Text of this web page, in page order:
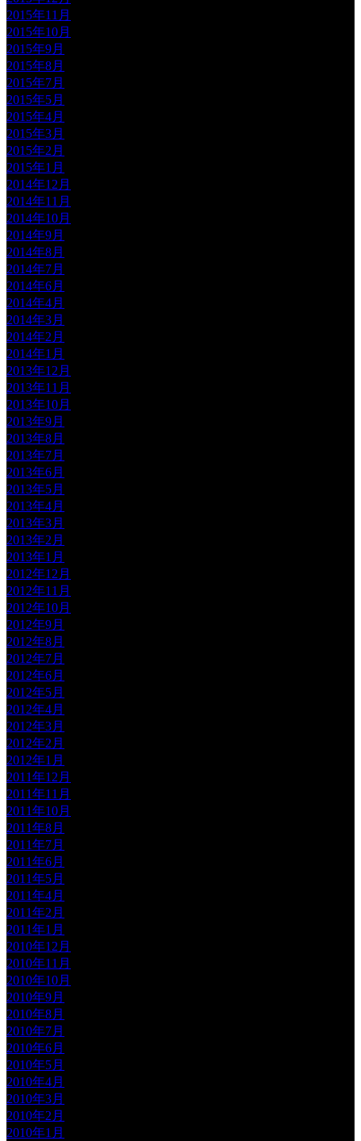
2015年11月
2015年10月
2015年9月
2015年8月
2015年7月
2015年5月
2015年4月
2015年3月
2015年2月
2015年1月
2014年12月
2014年11月
2014年10月
2014年9月
2014年8月
2014年7月
2014年6月
2014年4月
2014年3月
2014年2月
2014年1月
2013年12月
2013年11月
2013年10月
2013年9月
2013年8月
2013年7月
2013年6月
2013年5月
2013年4月
2013年3月
2013年2月
2013年1月
2012年12月
2012年11月
2012年10月
2012年9月
2012年8月
2012年7月
2012年6月
2012年5月
2012年4月
2012年3月
2012年2月
2012年1月
2011年12月
2011年11月
2011年10月
2011年8月
2011年7月
2011年6月
2011年5月
2011年4月
2011年2月
2011年1月
2010年12月
2010年11月
2010年10月
2010年9月
2010年8月
2010年7月
2010年6月
2010年5月
2010年4月
2010年3月
2010年2月
2010年1月